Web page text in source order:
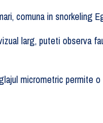
comuna in snorkeling
larg, puteti observa
micrometric permite